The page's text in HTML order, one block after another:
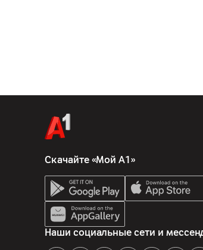
Скачайте «Мой А1»
Наши социальные сети и